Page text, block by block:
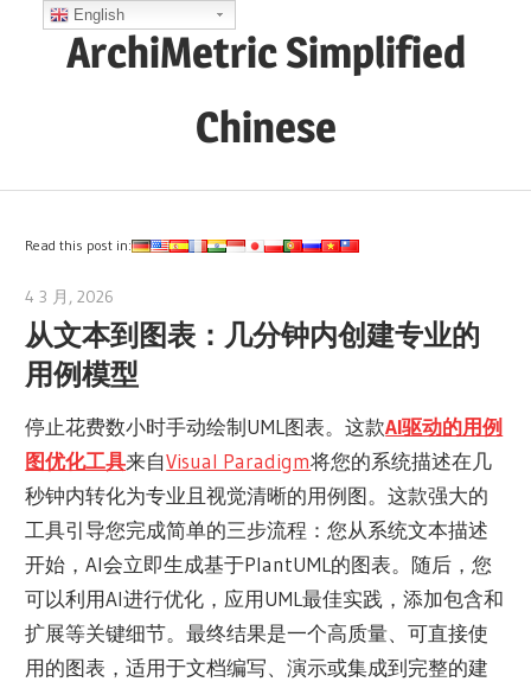
ArchiMetric Simplified
Chinese
Ops,
Agile
and
More
Read this post in:
4 3 月, 2026
从文本到图表：几分钟内创建专业的
用例模型
停止花费数小时手动绘制UML图表。这款AI驱动的用例
图优化工具来自Visual Paradigm将您的系统描述在几
秒钟内转化为专业且视觉清晰的用例图。这款强大的
工具引导您完成简单的三步流程：您从系统文本描述
开始，AI会立即生成基于PlantUML的图表。随后，您
可以利用AI进行优化，应用UML最佳实践，添加包含和
扩展等关键细节。最终结果是一个高质量、可直接使
用的图表，适用于文档编写、演示或集成到完整的建
English